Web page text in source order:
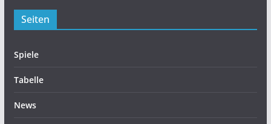
Seiten
Spiele
Tabelle
News